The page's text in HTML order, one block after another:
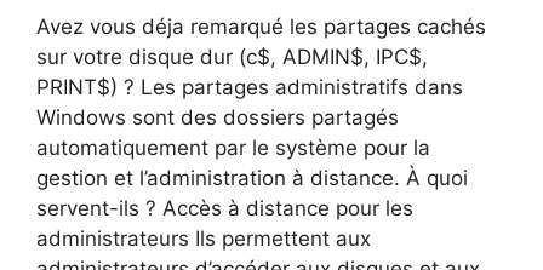
Avez vous déja remarqué les partages cachés
sur votre disque dur (c$, ADMIN$, IPC$,
PRINT$) ? Les partages administratifs dans
Windows sont des dossiers partagés
automatiquement par le système pour la
gestion et l’administration à distance. À quoi
servent-ils ? Accès à distance pour les
administrateurs Ils permettent aux